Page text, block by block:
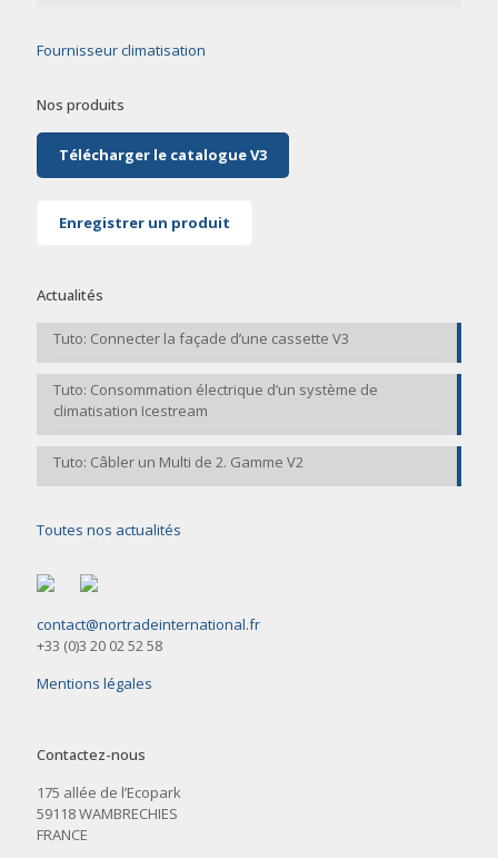
Fournisseur climatisation
Nos produits
Télécharger le catalogue V3
Enregistrer un produit
Actualités
Tuto: Connecter la façade d’une cassette V3
Tuto: Consommation électrique d’un système de
climatisation Icestream
Tuto: Câbler un Multi de 2. Gamme V2
Toutes nos actualités
contact@nortradeinternational.fr
+33 (0)3 20 02 52 58
Mentions légales
Contactez-nous
175 allée de l’Ecopark
59118 WAMBRECHIES
FRANCE